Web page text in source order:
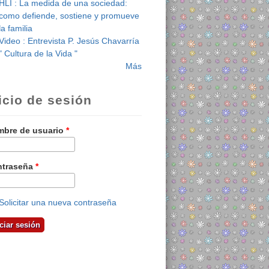
HLI : La medida de una sociedad:
defiende, sostiene y promueve
la familia
: Entrevista P. Jesús Chavarría
Cultura de la Vida "
Más
de sesión
de usuario *
*
una nueva contraseña